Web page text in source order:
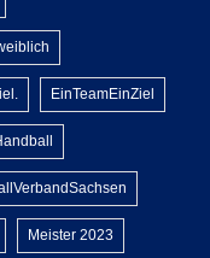
EinTeamEinZiel
Meister 2023